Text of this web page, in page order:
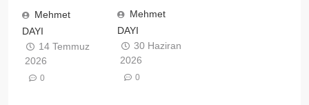
Mehmet
DAYI
14 Temmuz
2026
0
Mehmet
DAYI
30 Haziran
2026
0